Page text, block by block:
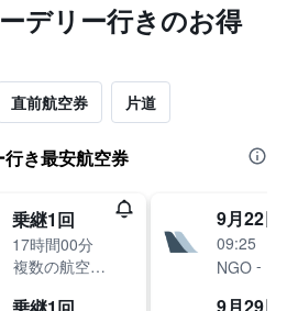
デリー​行きのお得
直前航空券 片道
き最安航空券
乗継1回
17時間00分
複数の航空会社
9月22日
09:25
NGO -
9月29日